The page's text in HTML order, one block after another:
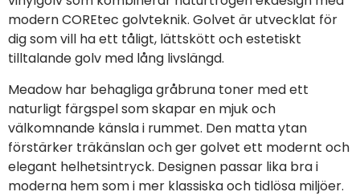
modern COREtec golvteknik. Golvet är utvecklat för
dig som vill ha ett tåligt, lättskött och estetiskt
tilltalande golv med lång livslängd.
Meadow har behagliga gråbruna toner med ett
naturligt färgspel som skapar en mjuk och
välkomnande känsla i rummet. Den matta ytan
förstärker träkänslan och ger golvet ett modernt och
elegant helhetsintryck. Designen passar lika bra i
moderna hem som i mer klassiska och tidlösa miljöer.